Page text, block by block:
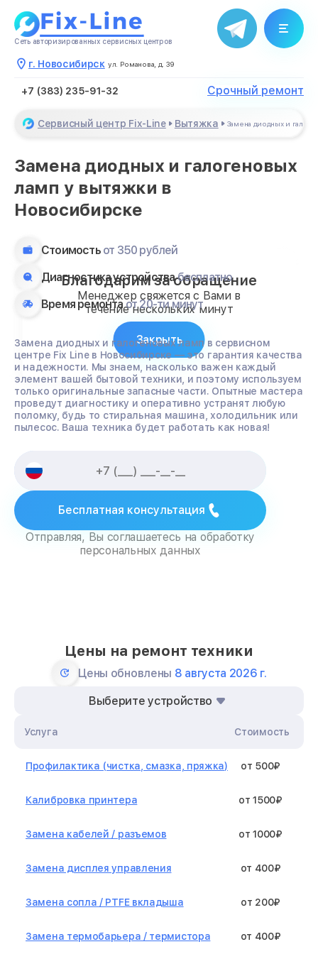
Сеть авторизированных сервисных центров
г. Новосибирск ул. Романова, д. 39
+7 (383) 235-91-32 Срочный ремонт
Сервисный центр Fix-Line Вытяжка Замена диодных и
Замена диодных и галогеновых
ламп у вытяжки в
Новосибирске
Стоимость от 350 рублей
Диагностика устройствабесплатно
Время ремонта от 20-ти минут
Замена диодных и галогеновых ламп в сервисном
центре Fix Line в Новосибирске — это гарантия качества
и надежности. Мы знаем, насколько важен каждый
элемент вашей бытовой техники, и поэтому используем
только оригинальные запасные части. Опытные мастера
проведут диагностику и оперативно устранят любую
поломку, будь то стиральная машина, холодильник или
пылесос. Ваша техника будет работать как новая!
Бесплатная консультация
Отправляя, Вы соглашаетесь на обработку
персональных данных
Цены на ремонт техники
Цены обновлены 8 августа 2026 г.
Выберите устройство
Услуга Стоимость
Профилактика (чистка, смазка, пряжка) от 500₽
Калибровка принтера от 1500₽
Замена кабелей / разъемов от 1000₽
Замена дисплея управления от 400₽
Замена сопла / PTFE вкладыша от 200₽
Замена термобарьера / термистора от 400₽
Благодарим за обращение
Менеджер свяжется с Вами в
течение нескольких минут
Закрыть